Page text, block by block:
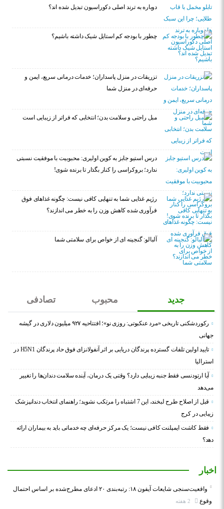
دوباره به ترند اصلی دکوراسیون تبدیل شده اند؟
چطور با بودجه کم استایل شیک داشته باشیم؟
تزریقات در منزل پاسداران؛ خدمات درمانی سریع، ایمن و
حرفه‌ای در منزل شما
مبل راحتی و سلامت بدن؛ انتخابی که فراتر از زیبایی است
درس استیو جابز به کوین اولیری: محبوبیت با موفقیت نسبتی
ندارد؛ بروکراسی را کنار بگذار تا برنده شوی!
رژیم غذایی شما به تنهایی کافی نیست: چگونه غذاهای فوق
فرآوری شده کاهش وزن را به خطر می اندازند؟
آلبالو: گنجینه ای از خواص برای سلامتی شما
جدید محبوب تصادفی
رکوردشکنی تاریخی «مرد عنکبوتی: روزی نو»؛ افتتاحیه ۹۲۷ میلیون دلاری در گیشه
جهانی
تایید اولین تلفات گسترده پرندگان دریایی بر اثر آنفولانزای فوق حاد پرندگان H5N1 در
استرالیا
آیا ارتودنسی فقط جنبه زیبایی دارد؟ وقتی یک درمان، آینده سلامت دندان‌ها را تغییر
می‌دهد
قبل از اصلاح طرح لبخند، این 7 اشتباه را مرتکب نشوید؛ راهنمای انتخاب دندانپزشک
زیبایی در کرج
فقط کاشت ایمپلنت کافی نیست؛ یک مرکز حرفه‌ای چه خدماتی باید به بیماران ارائه
دهد؟
اخبار
واقعیت‌سنجی شایعات آیفون ۱۸: رتبه‌بندی ۲۰ ادعای مطرح‌شده بر اساس احتمال
وقوع